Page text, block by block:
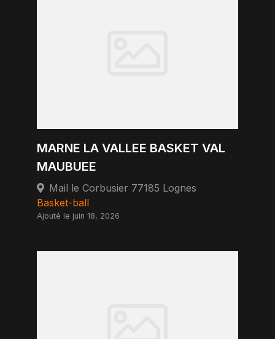
MARNE LA VALLEE BASKET VAL
MAUBUEE
Mail le Corbusier 77185 Lognes
Basket-ball
Ajouté le juin 18, 2026